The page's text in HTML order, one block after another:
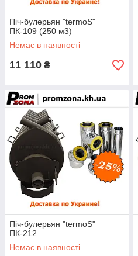
Піч-булерьян "termoS"
ПК-109 (250 м3)
Немає в наявності
11 110 ₴
Піч-булерьян "termoS"
ПК-212
Немає в наявності